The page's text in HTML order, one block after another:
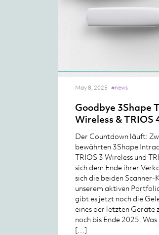
May 8, 2025 #news
Goodbye 3Shape
Wireless & TRIOS
Der Countdown läuft:
bewährten 3Shape
TRIOS 3 Wireless und
sich dem Ende ihrer
sich die beiden Scanner-
unserem aktiven
gibt es jetzt noch die
eines der letzten Geräte
noch bis Ende 2025.
[…]